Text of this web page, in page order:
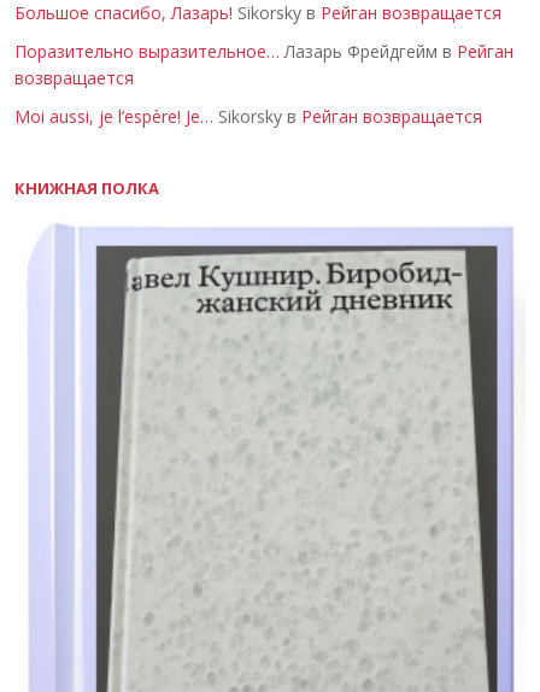
Большое спасибо, Лазарь! Sikorsky в Рейган возвращается
Поразительно выразительное… Лазарь Фрейдгейм в Рейган
возвращается
Moi aussi, je l’espère! Je… Sikorsky в Рейган возвращается
КНИЖНАЯ ПОЛКА